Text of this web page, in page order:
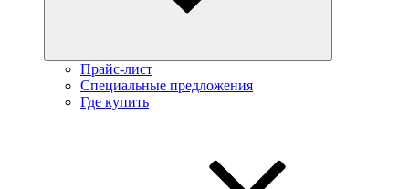
Прайс-лист
Специальные предложения
Где купить